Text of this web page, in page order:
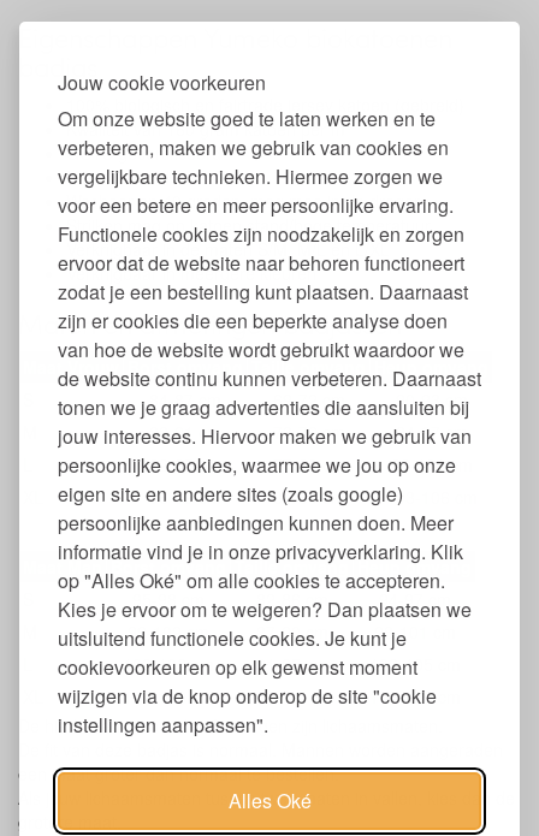
Jouw cookie voorkeuren
Om onze website goed te laten werken en te
verbeteren, maken we gebruik van cookies en
vergelijkbare technieken. Hiermee zorgen we
voor een betere en meer persoonlijke ervaring.
Functionele cookies zijn noodzakelijk en zorgen
ervoor dat de website naar behoren functioneert
zodat je een bestelling kunt plaatsen. Daarnaast
zijn er cookies die een beperkte analyse doen
van hoe de website wordt gebruikt waardoor we
de website continu kunnen verbeteren. Daarnaast
tonen we je graag advertenties die aansluiten bij
jouw interesses. Hiervoor maken we gebruik van
persoonlijke cookies, waarmee we jou op onze
eigen site en andere sites (zoals google)
persoonlijke aanbiedingen kunnen doen. Meer
informatie vind je in onze privacyverklaring. Klik
op "Alles Oké" om alle cookies te accepteren.
Kies je ervoor om te weigeren? Dan plaatsen we
uitsluitend functionele cookies. Je kunt je
cookievoorkeuren op elk gewenst moment
wijzigen via de knop onderop de site "cookie
instellingen aanpassen".
Alles Oké
Eigenschappen Yumeko biokatoenen
badjas
Kwaliteit van 160 gram katoen per m²
GOTS gecertificeerd
Unisex model
Wasbaar op 40 graden, mag mee in de droger
Strijken mag op katoen stand/hoge temperatuur
Verkrijgbaar in de maten S/M, M/L en L/XL
Verkrijgbaar in meerdere kleuren
Maten en afmetingen badjassen
Maat Vrouw Borst omvang Taille omvang
Heup omvang
84-87 cm 69-72 cm
90-93 cm
88-91 cm 73-76 cm
94-97 cm
92-95 cm 77-80 cm
98-101 cm
96-99 cm 81-84 cm 103-106 cm
Maat Man Borst omvang Taille omvang
Heup omvang
95-98 cm 82-86 cm
94-97 cm
99-102 cm 87-90 cm
98-101 cm
103-106 cm 91-95 cm
102-105 cm
107-110 cm 96-100 cm
106-109 cm
De hierboven getoonde afmetingen zijn lichaamsmaten.
een maat groter dan normaal te bestellen.
Als jouw lichaamsmaten tussen twee maten in vallen, kies dan de
grotere maat.